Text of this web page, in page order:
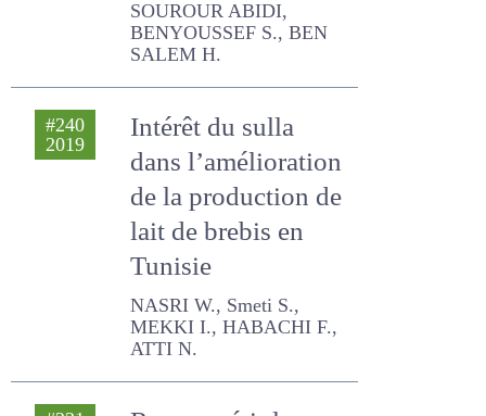
SOUROUR ABIDI,
BENYOUSSEF S., BEN
SALEM H.
#240
Intérêt du sulla
dans l’amélioration
de la production de
lait de brebis en
Tunisie
NASRI W., Smeti S., MEKKI I.,
HABACHI F., ATTI N.